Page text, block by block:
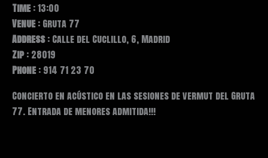
Time : 13:00
Venue : Gruta 77
Address: Calle del Cuclillo, 6, Madrid
Zip: 28019
Phone : 914 71 23 70
Concierto en acústico en las sesiones de vermut del Gruta
77. Entrada de menores admitida!!!